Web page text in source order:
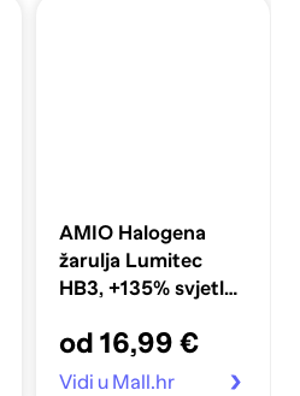
AMIO Halogena
žarulja Lumitec
HB3, +135% svjetla,
od 16,99 €
Vidi u Mall.hr